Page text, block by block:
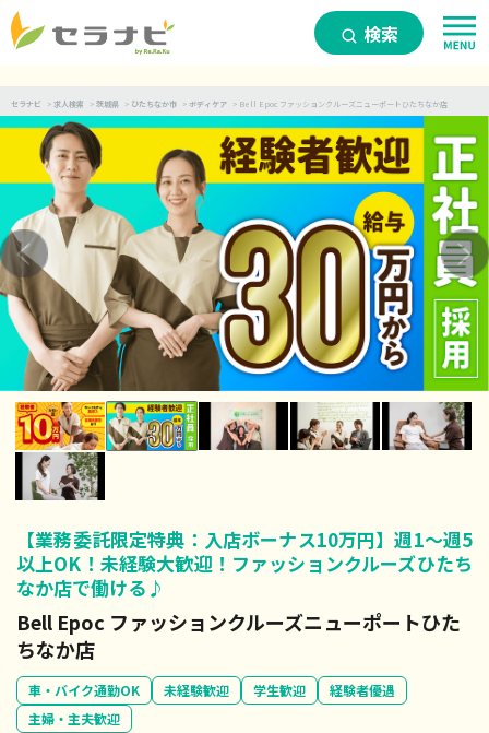
検索
セラナビ > 求人検索 > 茨城県 > ひたちなか市 > ボディケア > Bell Epoc ファッションクルーズニューポートひたちなか店
【業務委託限定特典：入店ボーナス10万円】週1～週5
以上OK！未経験大歓迎！ファッションクルーズひたち
なか店で働ける♪
Bell Epoc ファッションクルーズニューポートひた
ちなか店
車・バイク通勤OK 未経験歓迎 学生歓迎
経験者優遇
主婦・主夫歓迎